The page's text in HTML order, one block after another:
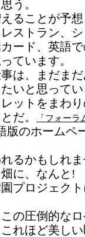
う。
ることが予
ストラン、
ード、英語
ています。
は、まだま
いと思って
ットをまわ
だ。
「フォー
版のホームペ
るかもしれ
畑に、なんと
プロジェク
の圧倒的な
れほど美し